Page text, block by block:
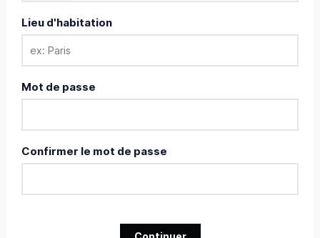
Lieu d'habitation
Mot de passe
Confirmer le mot de passe